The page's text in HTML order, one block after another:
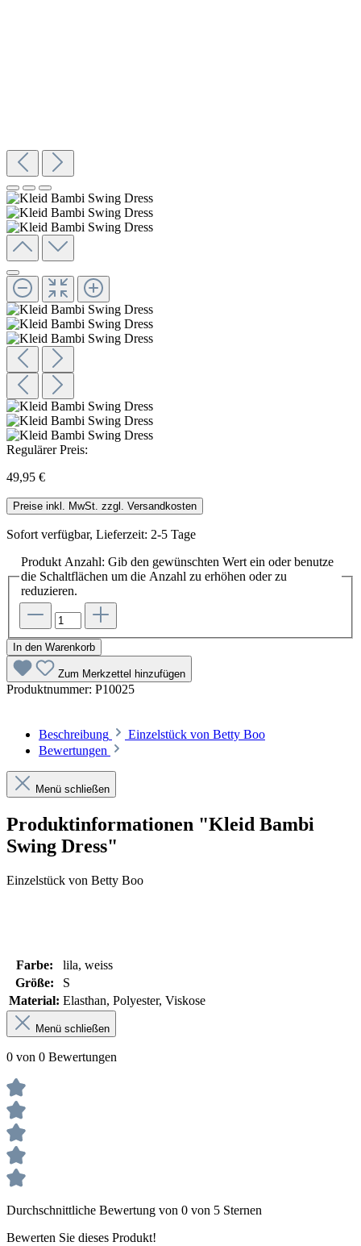
Regulärer Preis:
49,95 €
Preise inkl. MwSt. zzgl. Versandkosten
Sofort verfügbar, Lieferzeit: 2-5 Tage
Produkt Anzahl: Gib den gewünschten Wert ein oder benutze
die Schaltflächen um die Anzahl zu erhöhen oder zu
reduzieren.
In den Warenkorb
Zum Merkzettel hinzufügen
Produktnummer: P10025
Beschreibung
Einzelstück von Betty Boo
Bewertungen
Menü schließen
Produktinformationen "Kleid Bambi
Swing Dress"
Einzelstück von Betty Boo
Farbe:
lila, weiss
Größe:
S
Material: Elasthan, Polyester, Viskose
Menü schließen
0 von 0 Bewertungen
Durchschnittliche Bewertung von 0 von 5 Sternen
Bewerten Sie dieses Produkt!